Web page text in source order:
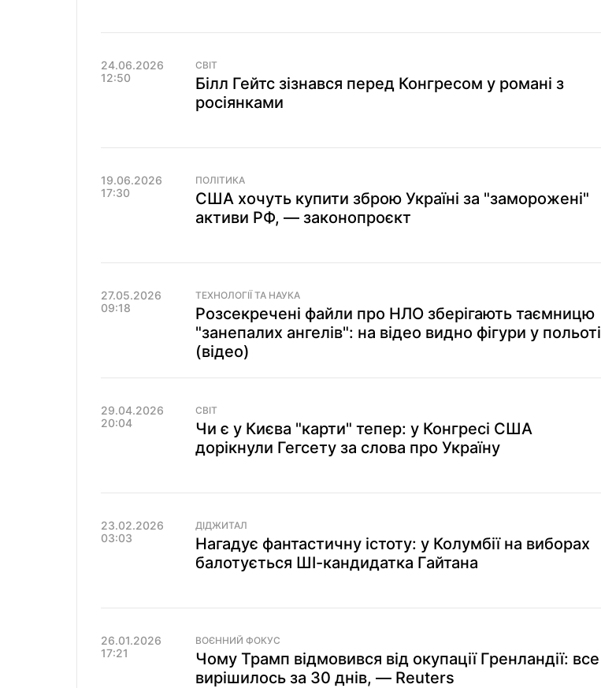
24.06.2026
12:50
СВІТ
Білл Гейтс зізнався перед Конгресом у романі з
росіянками
19.06.2026
17:30
ПОЛІТИКА
США хочуть купити зброю Україні за "заморожені"
активи РФ, — законопроєкт
27.05.2026
09:18
ТЕХНОЛОГІЇ ТА НАУКА
Розсекречені файли про НЛО зберігають таємницю
"занепалих ангелів": на відео видно фігури у польоті
(відео)
29.04.2026
20:04
СВІТ
Чи є у Києва "карти" тепер: у Конгресі США
дорікнули Гегсету за слова про Україну
23.02.2026
03:03
ДІДЖИТАЛ
Нагадує фантастичну істоту: у Колумбії на виборах
балотується ШІ-кандидатка Гайтана
26.01.2026
17:21
ВОЄННИЙ ФОКУС
Чому Трамп відмовився від окупації Гренландії: все
вирішилось за 30 днів, — Reuters